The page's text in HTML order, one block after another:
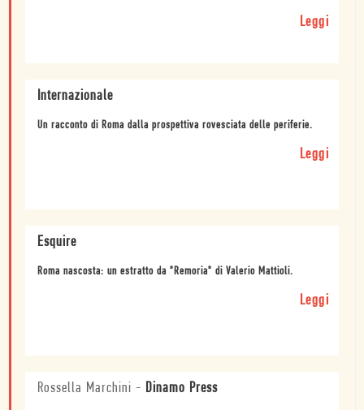
Leggi
Internazionale
Un racconto di Roma dalla prospettiva rovesciata delle periferie.
Leggi
Esquire
Roma nascosta: un estratto da "Remoria" di Valerio Mattioli.
Leggi
Rossella Marchini - Dinamo Press